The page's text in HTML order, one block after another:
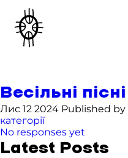
Весільні пісні
Лис 12 2024 Published by
категорії
No responses yet
Latest Posts